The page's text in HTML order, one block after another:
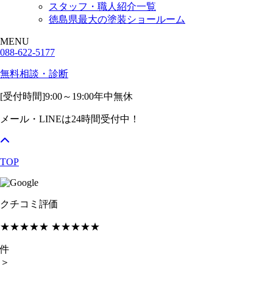
スタッフ・職人紹介一覧
徳島県最大の塗装ショールーム
MENU
088-622-5177
無料相談・診断
[受付時間]9:00～19:00年中無休
メール・LINEは24時間受付中！
TOP
クチコミ評価
★★★★★ ★★★★★
件
＞